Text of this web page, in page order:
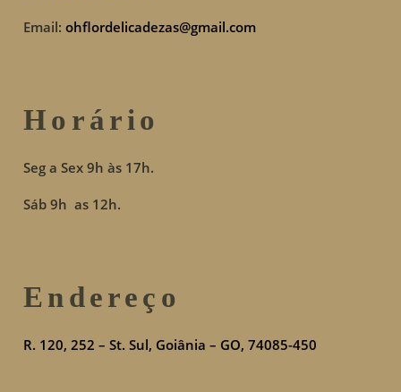
Email:ohflordelicadezas@gmail.com
Horário
Seg a Sex 9h às 17h.
Sáb 9h as 12h.
Endereço
R. 120, 252 – St. Sul, Goiânia – GO, 74085-450